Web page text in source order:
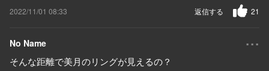
2022/11/01 08:33 21
返信する
No Name ...
そんな距離で美月のリングが見えるの？